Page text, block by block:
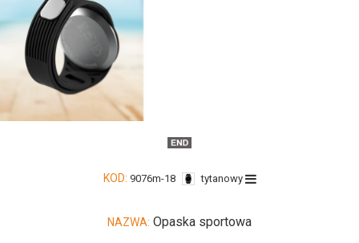
KOD: 9076m-18 tytanowy
NAZWA: Opaska sportowa